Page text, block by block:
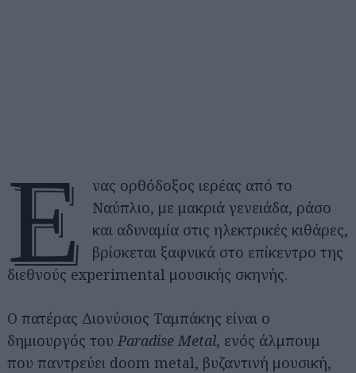
Έ
νας ορθόδοξος ιερέας από το
Ναύπλιο, με μακριά γενειάδα, ράσο
και αδυναμία στις ηλεκτρικές κιθάρες,
βρίσκεται ξαφνικά στο επίκεντρο της
διεθνούς experimental μουσικής σκηνής.
Ο πατέρας Διονύσιος Ταμπάκης είναι ο
δημιουργός του Paradise Metal, ενός άλμπουμ
που παντρεύει doom metal, βυζαντινή μουσική,